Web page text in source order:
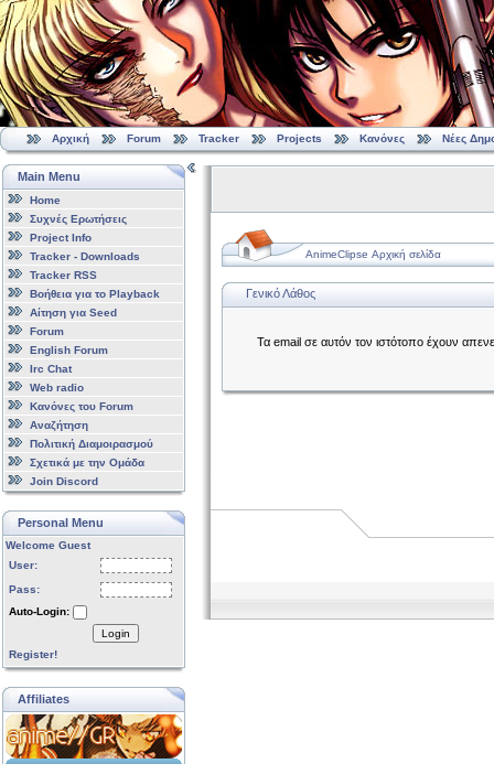
Αρχική Forum Tracker Projects Κανόνες Νέες
Main Menu
Home
Συχνές Ερωτήσεις
Project Info
Tracker - Downloads
Tracker RSS
Βοήθεια για το Playback
Αίτηση για Seed
Forum
English Forum
Irc Chat
Web radio
Κανόνες του Forum
Αναζήτηση
Πολιτική Διαμοιρασμού
Σχετικά με την Ομάδα
Join Discord
Personal Menu
Welcome Guest
User:
Pass:
Auto-Login:
Login
Register!
Affiliates
AnimeClipse Αρχική σελίδα
Γενικό Λάθος
Τα email σε αυτόν τον ιστότοπο έχουν